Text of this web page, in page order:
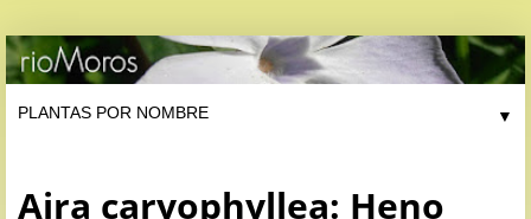
▼
Aira caryophyllea: Heno